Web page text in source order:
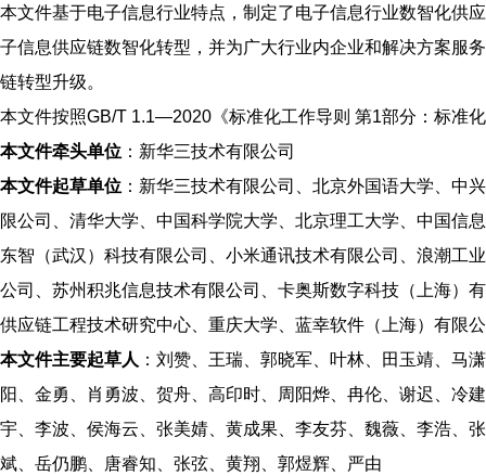
本文件基于电子信息行业特点，制定了电子信息行业数智化供
子信息供应链数智化转型，并为广大行业内企业和解决方案服
链转型升级。
本文件按照GB/T 1.1—2020《标准化工作导则 第1部分：标准
本文件牵头单位 ：新华三技术有限公司
本文件起草单位 ：新华三技术有限公司、北京外国语大学、中
限公司、清华大学、中国科学院大学、北京理工大学、中国信
东智（武汉）科技有限公司、小米通讯技术有限公司、浪潮工
公司、苏州积兆信息技术有限公司、卡奥斯数字科技（上海）
供应链工程技术研究中心、重庆大学、蓝幸软件（上海）有限
本文件主要起草人 ：刘赞、王瑞、郭晓军、叶林、田玉靖、马
阳、金勇、肖勇波、贺舟、高印时、周阳烨、冉伦、谢迟、冷
宇、李波、侯海云、张美婧、黄成果、李友芬、魏薇、李浩、
斌、岳仍鹏、唐睿知、张弦、黄翔、郭煜辉、严由